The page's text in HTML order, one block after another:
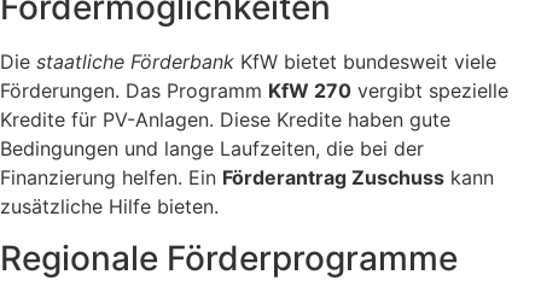
Die staatliche Förderbank KfW bietet bundesweit viele
Förderungen. Das Programm KfW 270 vergibt spezielle
Kredite für PV-Anlagen. Diese Kredite haben gute
Bedingungen und lange Laufzeiten, die bei der
Finanzierung helfen. Ein Förderantrag Zuschuss kann
zusätzliche Hilfe bieten.
Regionale Förderprogramme